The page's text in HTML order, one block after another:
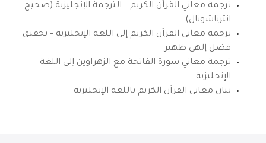
ترجمة معاني القرآن الكريم – الترجمة الإنجليزية (صحيح
انترناشونال)
ترجمة معاني القرآن الكريم إلى اللغة الإنجليزية – تحقيق
فضل إلهي ظهير
ترجمة معاني سورة الفاتحة مع الزهراوين إلى اللغة
الإنجليزية
بيان معاني القرآن الكريم باللغة الإنجليزية